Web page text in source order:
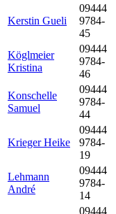
Kerstin Gueli
09444
9784-
45
Köglmeier
Kristina
09444
9784-
46
Konschelle
Samuel
09444
9784-
44
Krieger Heike
09444
9784-
19
Lehmann
André
09444
9784-
14
09444